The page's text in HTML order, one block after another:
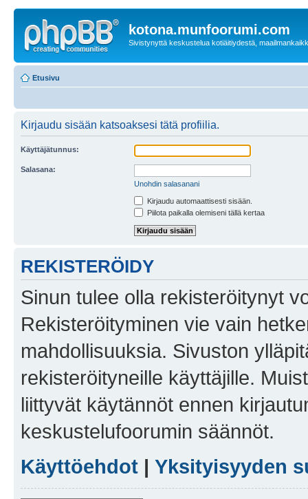
kotona.munfoorumi.com
Sivistynyttä keskustelua kotiäitiydestä,
Etusivu
Kirjaudu sisään katsoaksesi tätä profiilia.
Käyttäjätunnus:
Salasana:
Unohdin salasanani
Kirjaudu automaattisesti sisään.
Piilota paikalla olemiseni tällä kertaa
REKISTERÖIDY
Sinun tulee olla rekisteröitynyt
Rekisteröityminen vie vain
mahdollisuuksia. Sivuston
rekisteröityneille käyttäjille.
liittyvät käytännöt ennen
keskustelufoorumin säännöt.
Käyttöehdot | Yksityisyyden